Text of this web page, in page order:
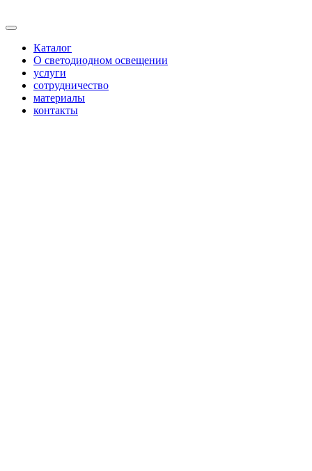
Каталог
О светодиодном освещении
услуги
сотрудничество
материалы
контакты